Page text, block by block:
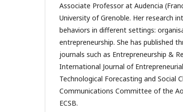
Associate Professor at Audencia
University of Grenoble. Her research
behaviors in different settings:
entrepreneurship. She has published
journals such as Entrepreneurship &
International Journal of
Technological Forecasting and Social
Communications Committee of the
ECSB.